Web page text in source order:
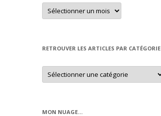
Retrouver
un
article
RETROUVER LES ARTICLES PAR CATÉGORIE
Retrouver
les
articles
MON NUAGE…